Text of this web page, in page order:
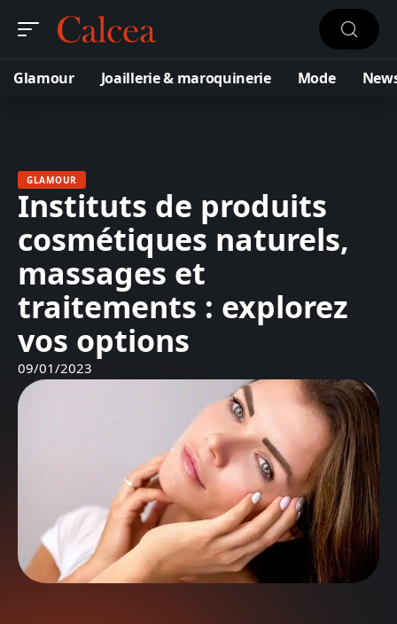
Glamour Joaillerie & maroquinerie Mode
GLAMOUR
Instituts de produits
cosmétiques naturels,
massages et
traitements : explorez
vos options
09/01/2023